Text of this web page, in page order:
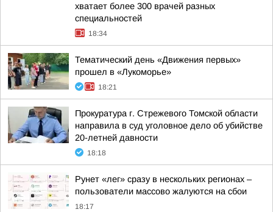
хватает более 300 врачей разных
специальностей
18:34
Тематический день «Движения первых»
прошел в «Лукоморье»
18:21
Прокуратура г. Стрежевого Томской области
направила в суд уголовное дело об убийстве
20-летней давности
18:18
Рунет «лег» сразу в нескольких регионах –
пользователи массово жалуются на сбои
18:17